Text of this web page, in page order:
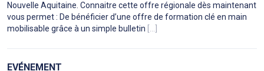
Nouvelle Aquitaine. Connaitre cette offre régionale dès maintenant
vous permet : De bénéficier d’une offre de formation clé en main
mobilisable grâce à un simple bulletin [...]
EVÉNEMENT